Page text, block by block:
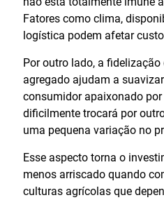
Fatores como clima,
logística podem afetar
Por outro lado, a
agregado ajudam a
consumidor apaixonado
dificilmente trocará por
uma pequena variação no
Esse aspecto torna o
menos arriscado quando
culturas agrícolas que